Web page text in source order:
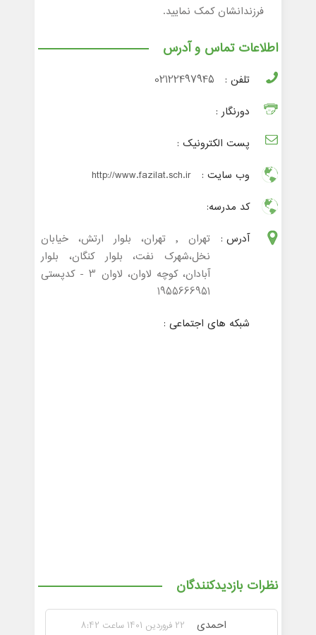
فرزندانشان کمک نمایید.
اطلاعات تماس و آدرس
تلفن :
02122497945
دورنگار :
پست الکترونیک :
وب سایت :
http://www.fazilat.sch.ir
کد مدرسه:
آدرس :
تهران , تهران، بلوار ارتش، خیابان
نخل،شهرک نفت، بلوار کنگان، بلوار
آبادان، کوچه لاوان، لاوان 3 - کدپستی
1955666951
شبکه های اجتماعی :
نظرات بازدیدکنندگان
احمدی
22 فروردین 1401 ساعت 8:42